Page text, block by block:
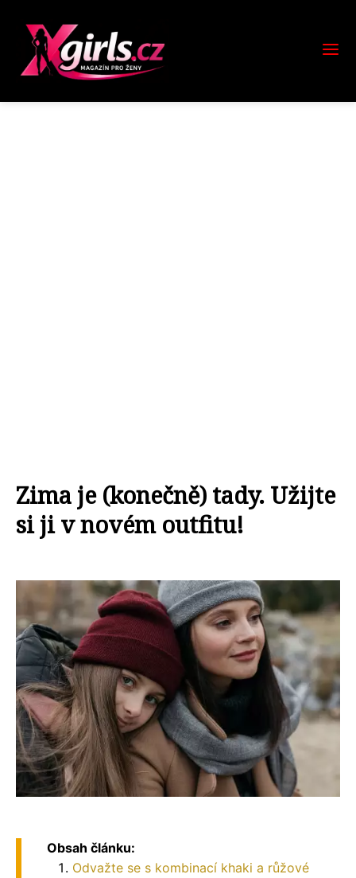
Zima je (konečně) tady. Užijte
si ji v novém outfitu!
Obsah článku:
Odvažte se s kombinací khaki a růžové